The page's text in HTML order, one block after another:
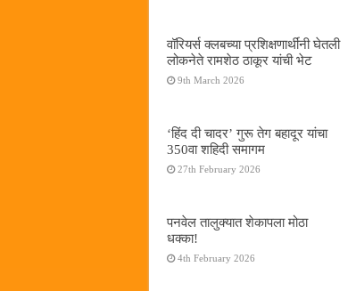
वॉरियर्स क्लबच्या प्रशिक्षणार्थींनी घेतली
लोकनेते रामशेठ ठाकूर यांची भेट
9th March 2026
‘हिंद दी चादर’ गुरू तेग बहादूर यांचा
350वा शहिदी समागम
27th February 2026
पनवेल तालुक्यात शेकापला मोठा
धक्का!
4th February 2026